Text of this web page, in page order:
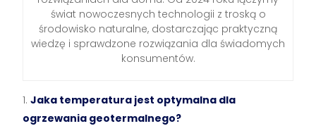
świat nowoczesnych technologii z troską o
środowisko naturalne, dostarczając praktyczną
wiedzę i sprawdzone rozwiązania dla świadomych
konsumentów.
Jaka temperatura jest optymalna dla
ogrzewania geotermalnego?